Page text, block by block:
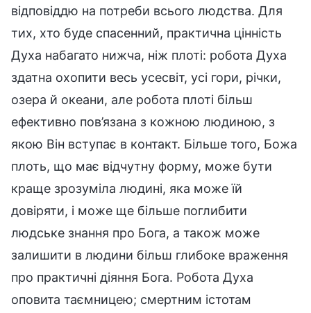
відповіддю на потреби всього людства. Для
тих, хто буде спасенний, практична цінність
Духа набагато нижча, ніж плоті: робота Духа
здатна охопити весь усесвіт, усі гори, річки,
озера й океани, але робота плоті більш
ефективно пов’язана з кожною людиною, з
якою Він вступає в контакт. Більше того, Божа
плоть, що має відчутну форму, може бути
краще зрозуміла людині, яка може їй
довіряти, і може ще більше поглибити
людське знання про Бога, а також може
залишити в людини більш глибоке враження
про практичні діяння Бога. Робота Духа
оповита таємницею; смертним істотам